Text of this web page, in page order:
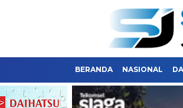
BERANDA NASIONAL